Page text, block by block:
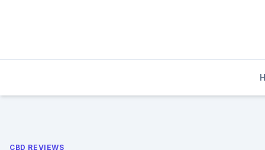
CBD REVIEWS